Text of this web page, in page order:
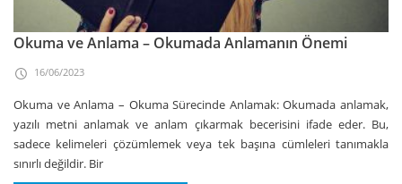
Okuma ve Anlama – Okumada Anlamanın Önemi
16/06/2023
Okuma ve Anlama – Okuma Sürecinde Anlamak: Okumada anlamak,
yazılı metni anlamak ve anlam çıkarmak becerisini ifade eder. Bu,
sadece kelimeleri çözümlemek veya tek başına cümleleri tanımakla
sınırlı değildir. Bir